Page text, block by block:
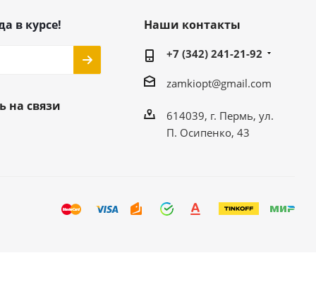
в курсе!
на связи
Наши контакты
+7 (342) 241-21-92
zamkiopt@gmail.com
614039, г. Пермь, ул.
П. Осипенко, 43